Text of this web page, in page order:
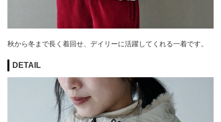
秋から冬まで長く着回せ、デイリーに活躍してくれる一着です。
DETAIL